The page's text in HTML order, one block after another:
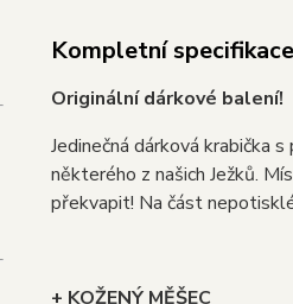
Kompletní specifikace
Originální dárkové balení!
Jedinečná dárková krabička
některého z našich Ježků.
překvapit! Na část
+ KOŽENÝ MĚŠEC